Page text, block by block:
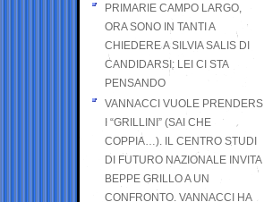
PRIMARIE CAMPO LARGO,
ORA SONO IN TANTI A
CHIEDERE A SILVIA SALIS DI
CANDIDARSI: LEI CI STA
PENSANDO
VANNACCI VUOLE PRENDERSI
I “GRILLINI” (SAI CHE
COPPIA…). IL CENTRO STUDI
DI FUTURO NAZIONALE INVITA
BEPPE GRILLO A UN
CONFRONTO. VANNACCI HA